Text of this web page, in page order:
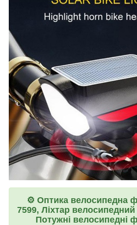
⚙️ Оптика велосипедна
7599, Ліхтар
Потужні велосипедні